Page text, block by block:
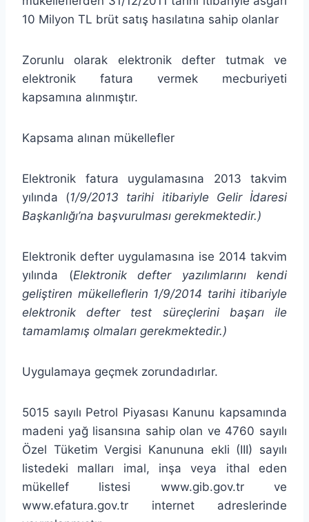
10 Milyon TL brüt satış hasılatına sahip olanlar
Zorunlu olarak elektronik defter tutmak ve
elektronik fatura vermek mecburiyeti
kapsamına alınmıştır.
Kapsama alınan mükellefler
Elektronik fatura uygulamasına 2013 takvim
yılında (1/9/2013 tarihi itibariyle Gelir İdaresi
Başkanlığı’na başvurulması gerekmektedir.)
Elektronik defter uygulamasına ise 2014 takvim
yılında (Elektronik defter yazılımlarını kendi
geliştiren mükelleflerin 1/9/2014 tarihi itibariyle
elektronik defter test süreçlerini başarı ile
tamamlamış olmaları gerekmektedir.)
Uygulamaya geçmek zorundadırlar.
5015 sayılı Petrol Piyasası Kanunu kapsamında
madeni yağ lisansına sahip olan ve 4760 sayılı
Özel Tüketim Vergisi Kanununa ekli (III) sayılı
listedeki malları imal, inşa veya ithal eden
mükellef listesi www.gib.gov.tr ve
www.efatura.gov.tr internet adreslerinde